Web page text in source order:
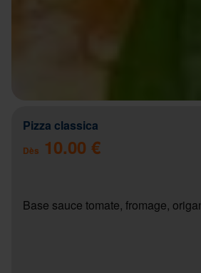
Pizza classica
Dès 10.00 €
Base sauce tomate, fromage,